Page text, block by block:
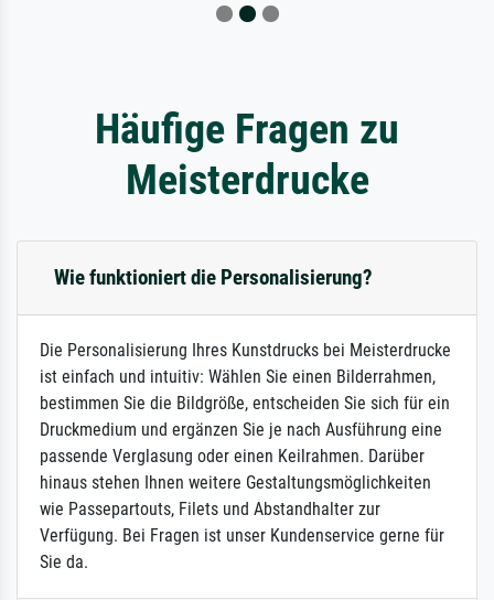
Häufige Fragen zu
Meisterdrucke
Wie funktioniert die Personalisierung?
Die Personalisierung Ihres Kunstdrucks bei Meisterdrucke
ist einfach und intuitiv: Wählen Sie einen Bilderrahmen,
bestimmen Sie die Bildgröße, entscheiden Sie sich für ein
Druckmedium und ergänzen Sie je nach Ausführung eine
passende Verglasung oder einen Keilrahmen. Darüber
hinaus stehen Ihnen weitere Gestaltungsmöglichkeiten
wie Passepartouts, Filets und Abstandhalter zur
Verfügung. Bei Fragen ist unser Kundenservice gerne für
Sie da.